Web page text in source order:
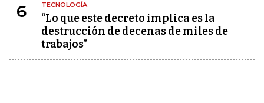
6 TECNOLOGÍA
“Lo que este decreto implica es la
destrucción de decenas de miles de
trabajos”